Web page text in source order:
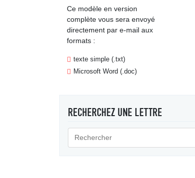
Ce modèle en version
complète vous sera envoyé
directement par e-mail aux
formats :
texte simple (.txt)
Microsoft Word (.doc)
RECHERCHEZ UNE LETTRE